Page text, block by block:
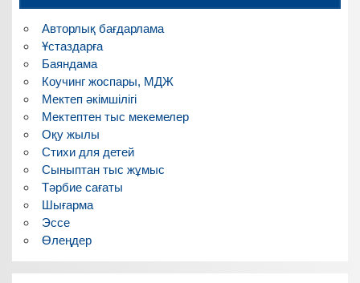
Авторлық бағдарлама
Ұстаздарға
Баяндама
Коучинг жоспары, МДЖ
Мектеп әкімшілігі
Мектептен тыс мекемелер
Оқу жылы
Стихи для детей
Сыныптан тыс жұмыс
Тәрбие сағаты
Шығарма
Эссе
Өлеңдер